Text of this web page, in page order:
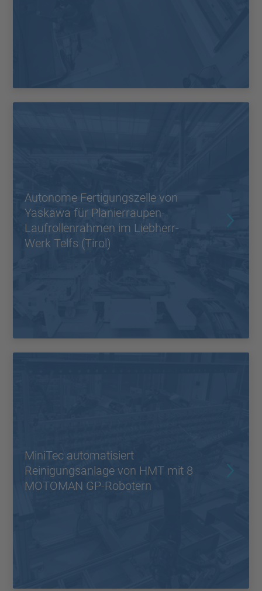
Autonome Fertigungszelle von
Yaskawa für Planierraupen-
Laufrollenrahmen im Liebherr-
Werk Telfs (Tirol)
MiniTec automatisiert
Reinigungsanlage von HMT mit 8
MOTOMAN GP-Robotern